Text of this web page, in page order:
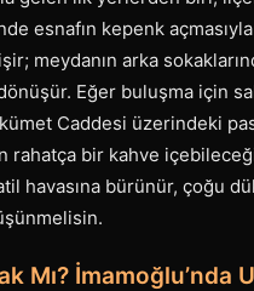
esnafın kepenk
meydanın arka
Eğer buluşma için
Caddesi üzerindeki
rahatça bir kahve
havasına bürünür, çoğu
Mı? İmamoğlu’nda